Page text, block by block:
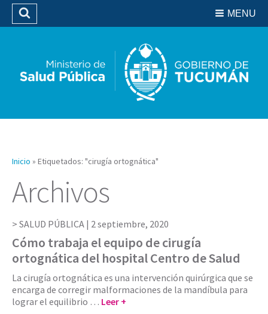
Biblioteca
MENU
Buscar
Inicio » Etiquetados: "cirugía ortognática"
Archivos
SALUD PÚBLICA | 2 septiembre, 2020
Cómo trabaja el equipo de cirugía
ortognática del hospital Centro de Salud
La cirugía ortognática es una intervención quirúrgica que se
encarga de corregir malformaciones de la mandíbula para
lograr el equilibrio … Leer +